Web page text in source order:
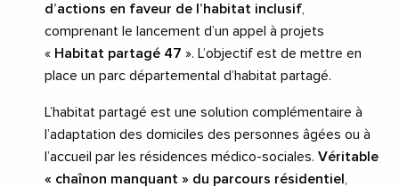
d’actions en faveur de l’habitat inclusif
comprenant le lancement d’un appel à projets
« Habitat partagé 47 ». L’objectif est de mettre en
place un parc départemental d’habitat partagé.
L’habitat partagé est une solution complémentaire à
l’adaptation des domiciles des personnes âgées ou à
l’accueil par les résidences médico-sociales. Véritable
« chaînon manquant » du parcours résidentiel